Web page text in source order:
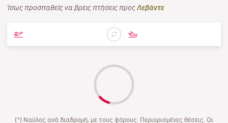
Ίσως προσπαθείς να βρεις πτήσεις προς Λεβάντε
(*) Ναύλος ανά διαδρομή, με τους φόρους. Περιορισμένες θέσεις. Οι